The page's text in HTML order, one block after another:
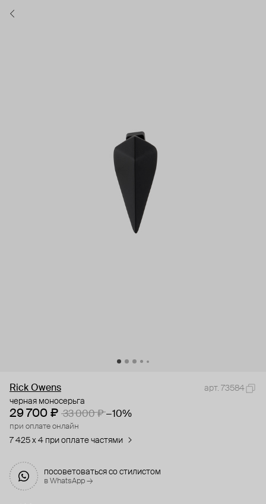
Rick Owens
арт. 73584
черная моносерьга
29 700 ₽ 33 000 ₽ −10%
при оплате онлайн
7 425 x 4 при оплате частями
посоветоваться со стилистом
в WhatsApp →